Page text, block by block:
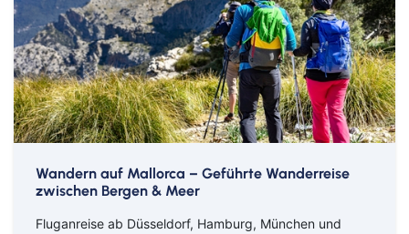
Wandern auf Mallorca – Geführte Wanderreise
zwischen Bergen & Meer
Fluganreise ab Düsseldorf, Hamburg, München und